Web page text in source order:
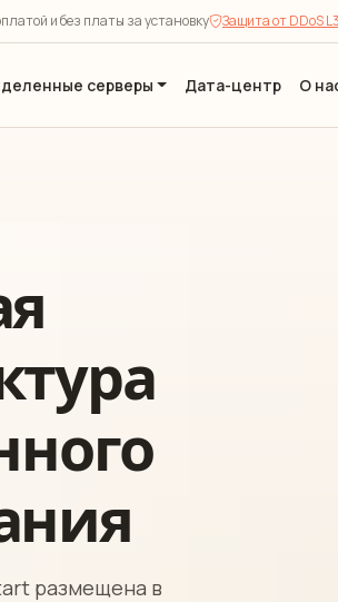
и без платы за установку Защита от DDoS
серверы Дата-центр О
размещена в